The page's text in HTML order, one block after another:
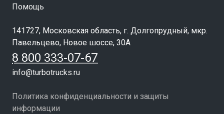
Помощь
141727, Московская область, г. Долгопрудный, мкр.
Павельцево, Новое шоссе, 30А
8 800 333-07-67
info@turbotrucks.ru
Политика конфиденциальности и защиты
информации